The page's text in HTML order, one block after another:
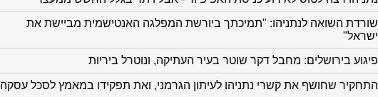
שורדת השואה לנתניהו: "תמיכתך ביורשת המפלגה האנטישמית מביישת את
ישראל"
פיגוע בירושלים: מחבל דקר שוטר בעיר העתיקה, ונוטרל ביריות
התחקיר שחושף את קשרי נתניהו לעיתון הגרמני, ואת תפקידו במאמץ לסכל עסקה